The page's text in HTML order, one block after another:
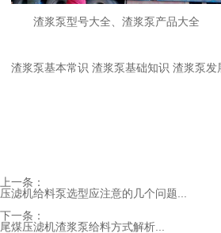
渣浆泵型号大全、渣浆泵产品大全
渣浆泵基本常识 渣浆泵基础知识 渣浆泵发
上一条：
压滤机给料泵选型应注意的几个问题...
下一条：
尾煤压滤机渣浆泵给料方式解析...